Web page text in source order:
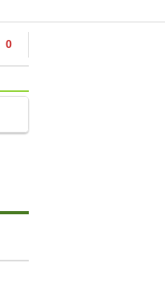
0